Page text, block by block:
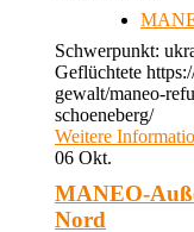
Schwerpunkt:
Geflüchtete
gewalt/maneo-
schoeneberg/
Weitere
06 Okt.
MANEO-
Nord